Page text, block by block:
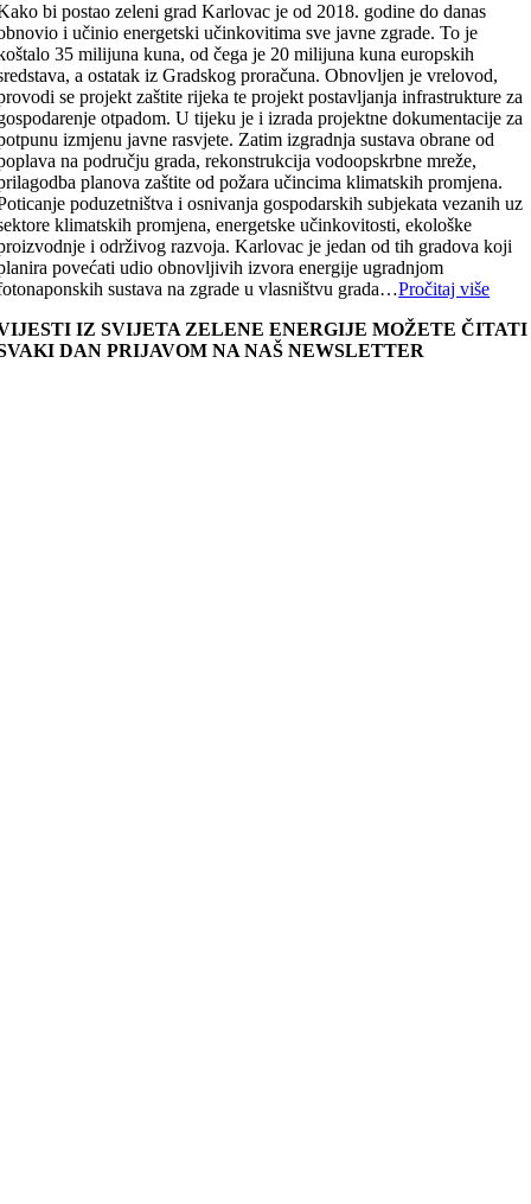
bi postao zeleni grad Karlovac je od 2018. godine do danas
i učinio energetski učinkovitima sve javne zgrade. To je
35 milijuna kuna, od čega je 20 milijuna kuna europskih
a ostatak iz Gradskog proračuna. Obnovljen je vrelovod,
se projekt zaštite rijeka te projekt postavljanja infrastrukture za
otpadom. U tijeku je i izrada projektne dokumentacije za
izmjenu javne rasvjete. Zatim izgradnja sustava obrane od
na području grada, rekonstrukcija vodoopskrbne mreže,
planova zaštite od požara učincima klimatskih promjena.
poduzetništva i osnivanja gospodarskih subjekata vezanih uz
klimatskih promjena, energetske učinkovitosti, ekološke
i održivog razvoja. Karlovac je jedan od tih gradova koji
povećati udio obnovljivih izvora energije ugradnjom
sustava na zgrade u vlasništvu grada…Pročitaj više
IZ SVIJETA ZELENE ENERGIJE MOŽETE ČITATI
DAN PRIJAVOM NA NAŠ NEWSLETTER